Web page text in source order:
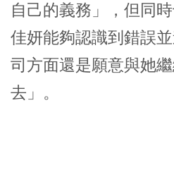
自己的義務」，但同
佳妍能夠認識到錯誤
司方面還是願意與她
去」。